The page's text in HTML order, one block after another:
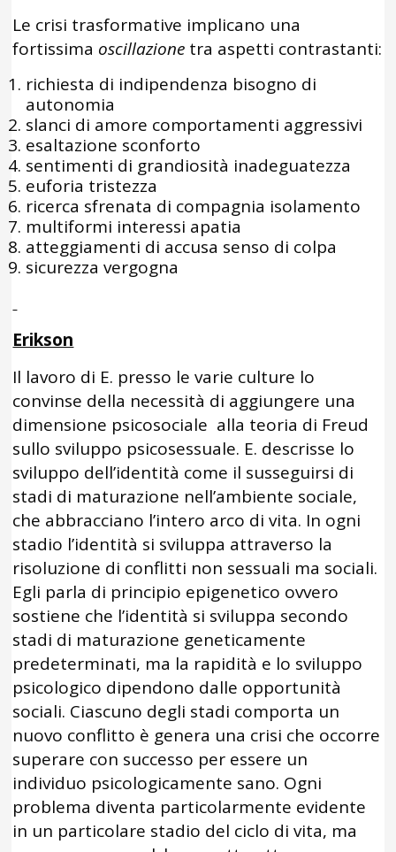
Le crisi trasformative implicano una
fortissima oscillazione tra aspetti contrastanti:
richiesta di indipendenza bisogno di
autonomia
slanci di amore comportamenti aggressivi
esaltazione sconforto
sentimenti di grandiosità inadeguatezza
euforia tristezza
ricerca sfrenata di compagnia isolamento
multiformi interessi apatia
atteggiamenti di accusa senso di colpa
sicurezza vergogna
Erikson
Il lavoro di E. presso le varie culture lo
convinse della necessità di aggiungere una
dimensione psicosociale alla teoria di Freud
sullo sviluppo psicosessuale. E. descrisse lo
sviluppo dell’identità come il susseguirsi di
stadi di maturazione nell’ambiente sociale,
che abbracciano l’intero arco di vita. In ogni
stadio l’identità si sviluppa attraverso la
risoluzione di conflitti non sessuali ma sociali.
Egli parla di principio epigenetico ovvero
sostiene che l’identità si sviluppa secondo
stadi di maturazione geneticamente
predeterminati, ma la rapidità e lo sviluppo
psicologico dipendono dalle opportunità
sociali. Ciascuno degli stadi comporta un
nuovo conflitto è genera una crisi che occorre
superare con successo per essere un
individuo psicologicamente sano. Ogni
problema diventa particolarmente evidente
in un particolare stadio del ciclo di vita, ma